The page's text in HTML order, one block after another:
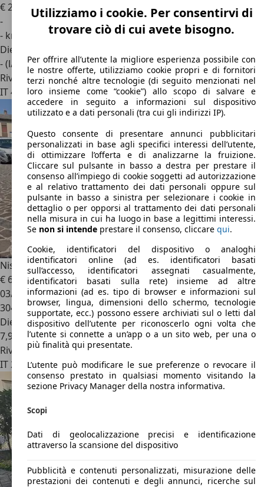
€ 28.993 1
-
- km
Diesel
- (l/100 km)
Rivenditore
IT 41122Modena - Mo
Nissan Primastar 1.9 dCi/100 PC Avantour
€ 6.500
03/2005
304.000 km
Diesel
7,9 l/100 km (comb.)
Rivenditore
IT 24030Valbrembo - Bergamo - Bg
Utilizziamo i cookie. Per consentirvi di
trovare ciò di cui avete bisogno.
Per offrire all’utente la migliore esperienza possibile con
le nostre offerte, utilizziamo cookie propri e di fornitori
terzi nonché altre tecnologie (di seguito menzionati nel
loro insieme come “cookie”) allo scopo di salvare e
accedere in seguito a informazioni sul dispositivo
utilizzato e a dati personali (tra cui gli indirizzi IP).
Questo consente di presentare annunci pubblicitari
personalizzati in base agli specifici interessi dell’utente,
di ottimizzare l’offerta e di analizzarne la fruizione.
Cliccare sul pulsante in basso a destra per prestare il
consenso all’impiego di cookie soggetti ad autorizzazione
e al relativo trattamento dei dati personali oppure sul
pulsante in basso a sinistra per selezionare i cookie in
dettaglio o per opporsi al trattamento dei dati personali
nella misura in cui ha luogo in base a legittimi interessi.
Se non si intende prestare il consenso, cliccare qui.
Cookie, identificatori del dispositivo o analoghi
identificatori online (ad es. identificatori basati
sull’accesso, identificatori assegnati casualmente,
identificatori basati sulla rete) insieme ad altre
informazioni (ad es. tipo di browser e informazioni sul
browser, lingua, dimensioni dello schermo, tecnologie
supportate, ecc.) possono essere archiviati sul o letti dal
dispositivo dell’utente per riconoscerlo ogni volta che
l’utente si connette a un’app o a un sito web, per una o
più finalità qui presentate.
L’utente può modificare le sue preferenze o revocare il
consenso prestato in qualsiasi momento visitando la
sezione Privacy Manager della nostra informativa.
Scopi
Dati di geolocalizzazione precisi e identificazione
attraverso la scansione del dispositivo
Pubblicità e contenuti personalizzati, misurazione delle
prestazioni dei contenuti e degli annunci, ricerche sul